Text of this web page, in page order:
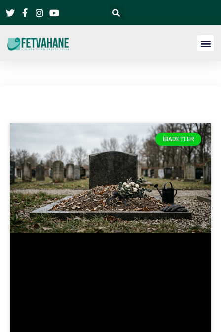
İBADETLER